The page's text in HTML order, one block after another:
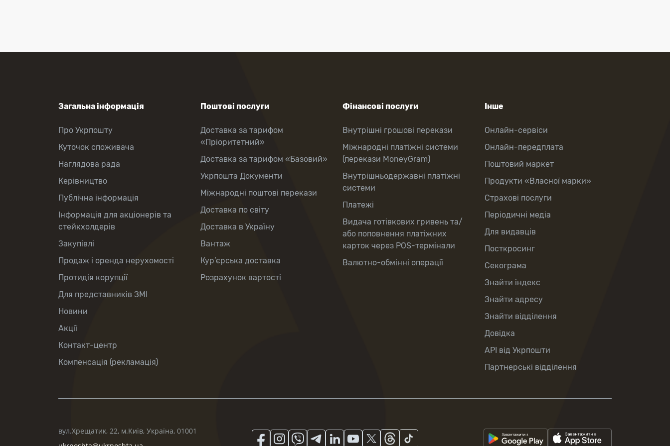
Загальна інформація
Про Укрпошту
Куточок споживача
Наглядова рада
Керівництво
Публічна інформація
Інформація для акціонерів та
стейкхолдерів
Закупівлі
Продаж і оренда нерухомості
Протидія корупції
Для представників ЗМІ
Новини
Акції
Контакт-центр
Компенсація (рекламація)
Поштові послуги
Доставка за тарифом
«Пріоритетний»
Доставка за тарифом «Базовий»
Укрпошта Документи
Міжнародні поштові перекази
Доставка по світу
Доставка в Україну
Вантаж
Кур’єрська доставка
Розрахунок вартості
Фінансові послуги
Внутрішні грошові перекази
Міжнародні платіжні системи
(перекази MoneyGram)
Внутрішньодержавні платіжні
системи
Платежі
Видача готівкових гривень та/
або поповнення платіжних
карток через POS-термінали
Валютно-обмінні операції
Інше
Онлайн-сервіси
Онлайн-передплата
Поштовий маркет
Продукти «Власної марки»
Страхові послуги
Періодичні медіа
Для видавців
Посткросинг
Секограма
Знайти індекс
Знайти адресу
Знайти відділення
Довідка
API від Укрпошти
Партнерські відділення
вул.Хрещатик, 22, м.Київ, Україна, 01001